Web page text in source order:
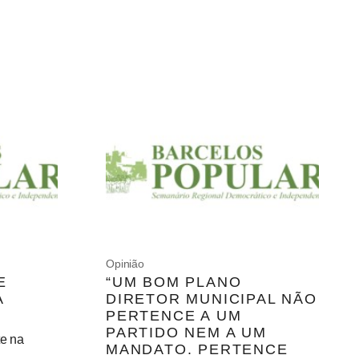
na
Opinião
“UM BOM PLANO
DIRETOR MUNICIPAL NÃO
PERTENCE A UM
PARTIDO NEM A UM
MANDATO. PERTENCE